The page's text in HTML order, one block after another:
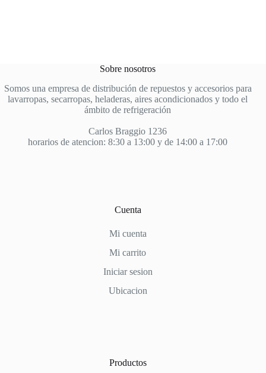
Sobre nosotros
Somos una empresa de distribución de repuestos y accesorios para
lavarropas, secarropas, heladeras, aires acondicionados y todo el
ámbito de refrigeración
Carlos Braggio 1236
horarios de atencion: 8:30 a 13:00 y de 14:00 a 17:00
Cuenta
Mi cuenta
Mi carrito
Iniciar sesion
Ubicacion
Productos